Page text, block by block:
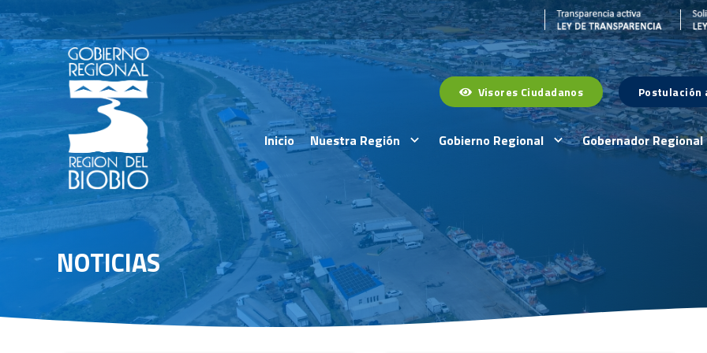
Visores Ciudadanos Postulación
Inicio Nuestra Región Gobierno Regional Gobernador Regional
NOTICIAS